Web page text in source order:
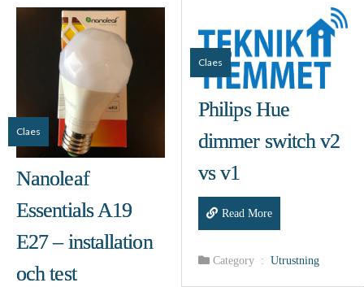
Claes
Nanoleaf
Essentials A19
E27 – installation
och test
Claes
Philips Hue
dimmer switch v2
vs v1
Read More
Category : Utrustning